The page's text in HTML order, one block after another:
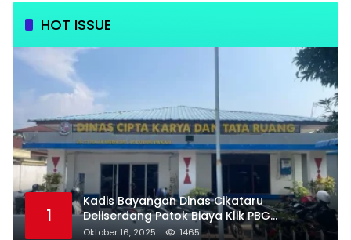
HOT ISSUE
1
Kadis Bayangan Dinas Cikataru
Deliserdang Patok Biaya Klik PBG
Luarbiasa Besar, Bupati Dipermalukan
Oktober 16, 2025 1465